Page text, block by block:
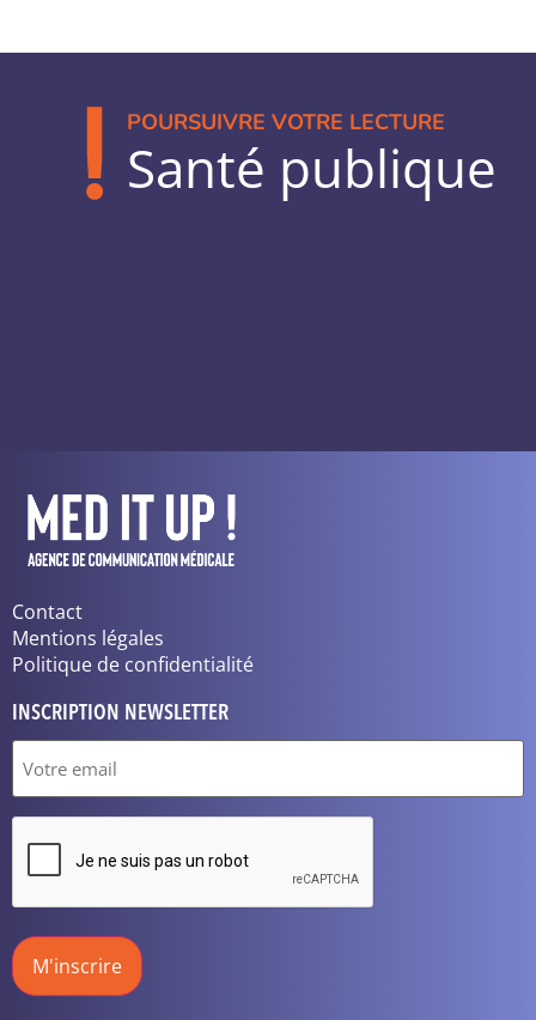
POURSUIVRE VOTRE LECTURE
Santé publique
Contact
Mentions légales
Politique de confidentialité
INSCRIPTION NEWSLETTER
E-
mail
CAPTCHA